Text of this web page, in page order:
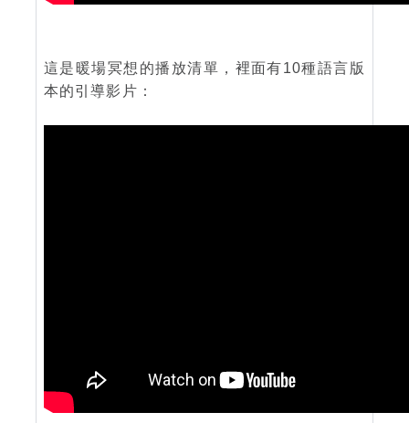
這是暖場冥想的播放清單，裡面有10種語言版
本的引導影片：